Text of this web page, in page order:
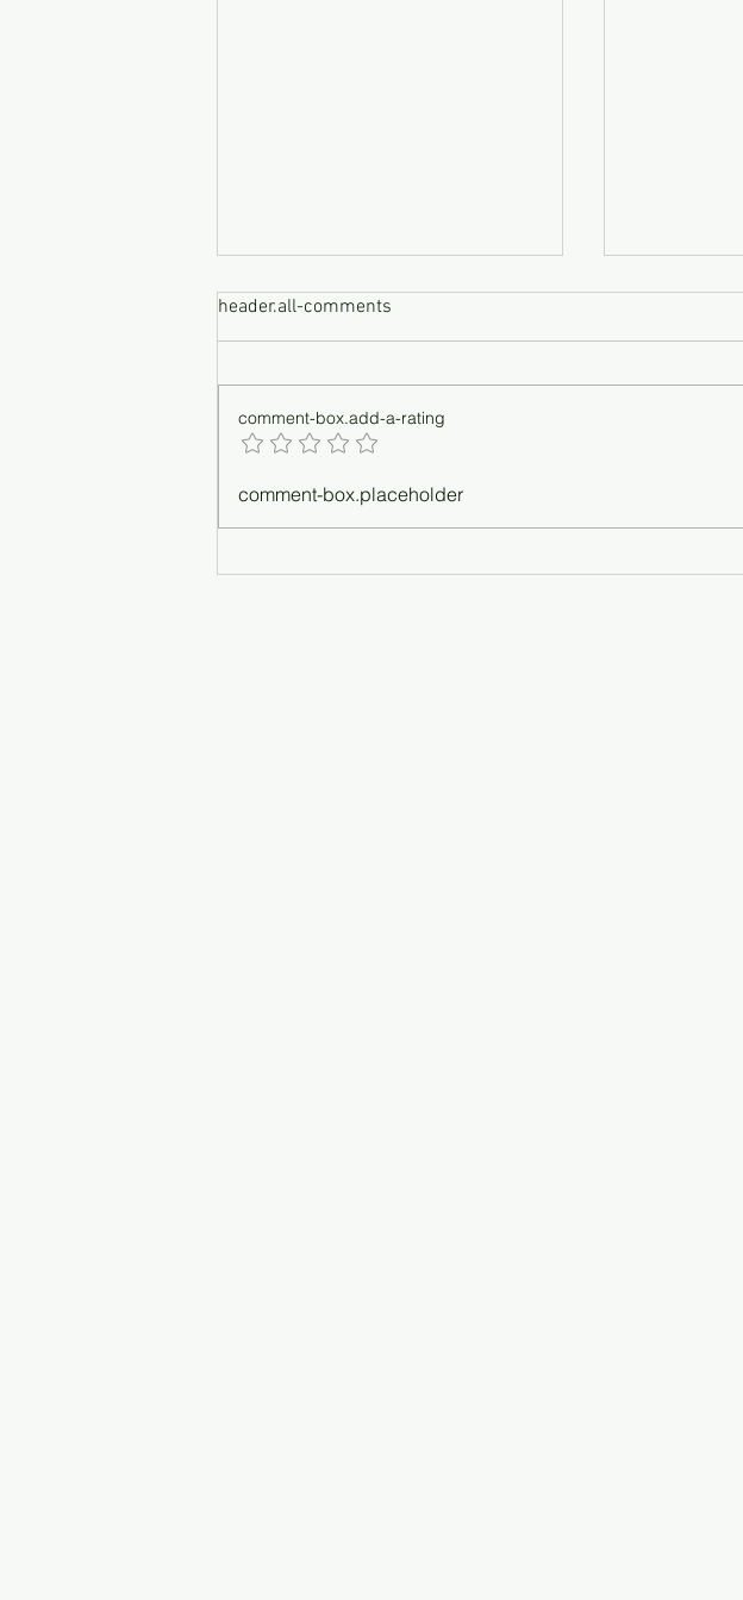
Klinik Gigi Get Dentist Semakin
Dekat Dengan Anda!
header.all-comments
comment-box.add-a-rating
comment-box.placeholder